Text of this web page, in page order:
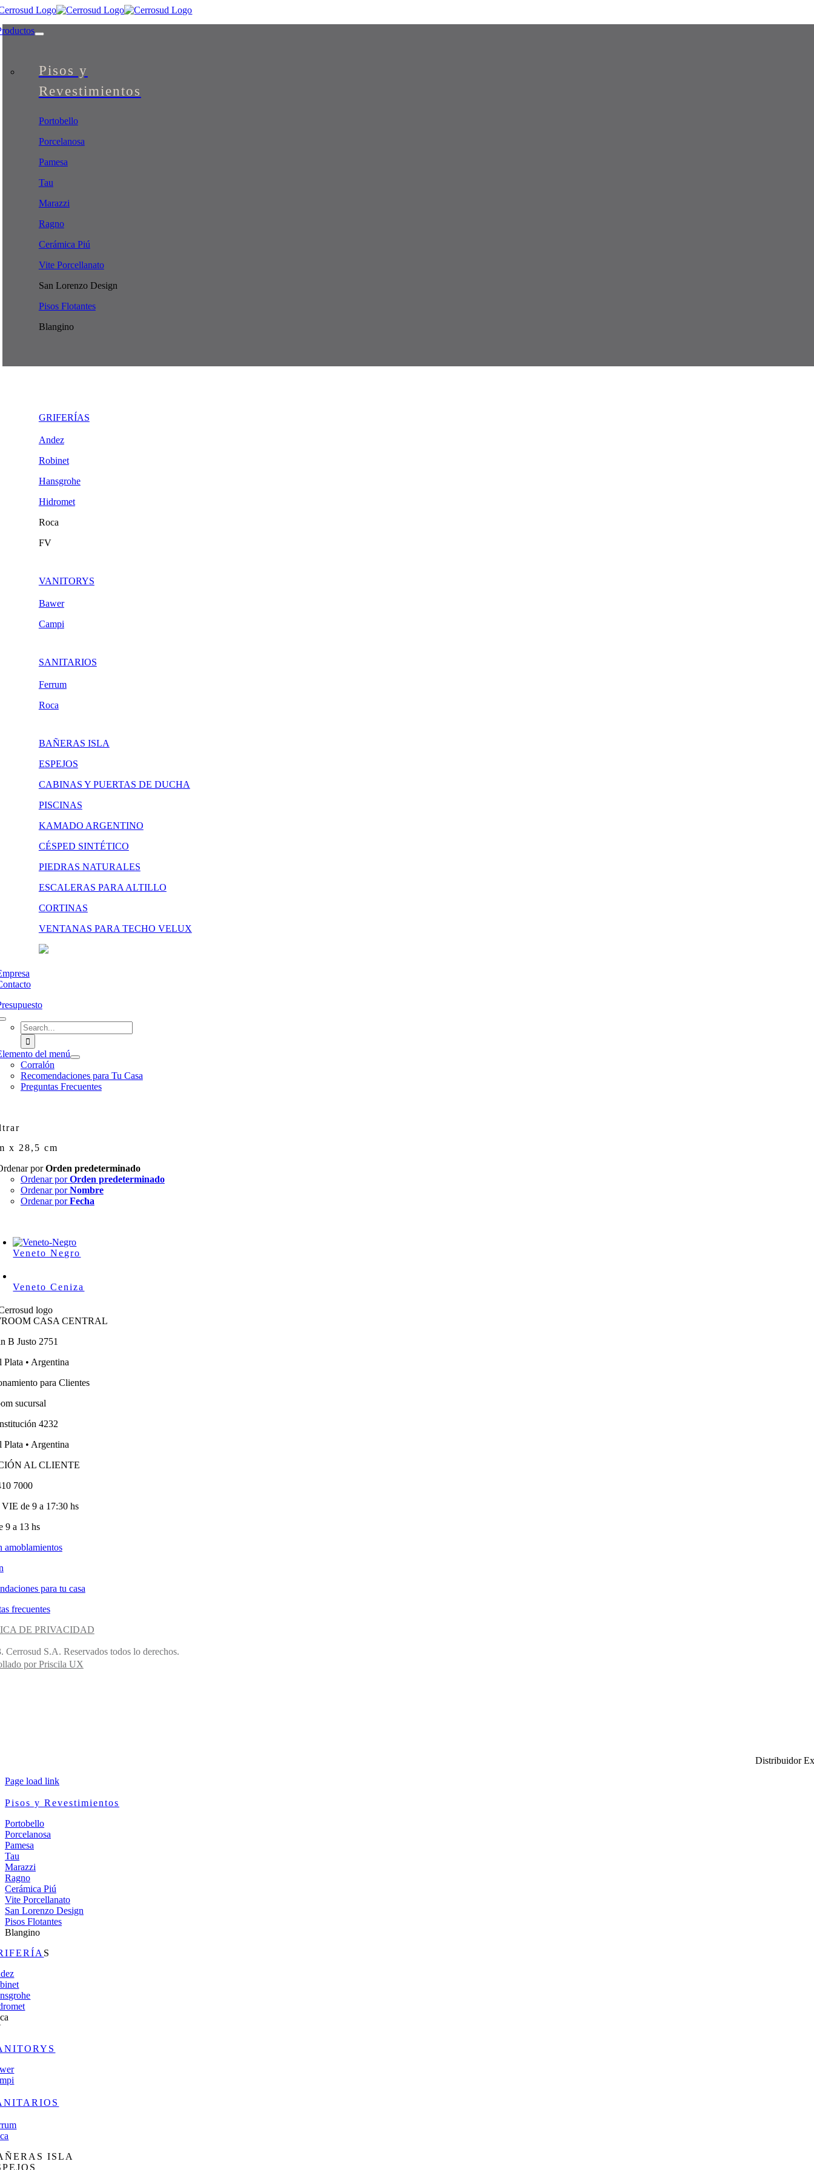
Skip
content
Pisos y
Revestimientos
Portobello
Porcelanosa
Pamesa
Tau
Marazzi
Ragno
Cerámica Piú
Vite Porcellanato
San Lorenzo Design
Pisos Flotantes
Blangino
GRIFERÍAS
Andez
Robinet
Hansgrohe
Hidromet
Roca
FV
VANITORYS
Bawer
Campi
SANITARIOS
Ferrum
Roca
BAÑERAS ISLA
ESPEJOS
CABINAS Y PUERTAS DE DUCHA
PISCINAS
KAMADO ARGENTINO
CÉSPED SINTÉTICO
PIEDRAS NATURALES
ESCALERAS PARA ALTILLO
CORTINAS
VENTANAS PARA TECHO VELUX
Search
for:
del menú
Corralón
Recomendaciones para Tu Casa
Preguntas Frecuentes
x 28,5 cm
porOrden predeterminado
Ordenar porOrden predeterminado
Ordenar porNombre
Ordenar porFecha
Veneto Negro
Veneto Ceniza
CASA CENTRAL
B Justo 2751
Plata • Argentina
para Clientes
sucursal
4232
Plata • Argentina
AL CLIENTE
7000
de 9 a 17:30 hs
9 a 13 hs
amoblamientos
para tu casa
frecuentes
DE PRIVACIDAD
Cerrosud S.A. Reservados todos lo derechos.
por Priscila UX
Distribuidor
Page load link
Pisos y Revestimientos
Portobello
Porcelanosa
Pamesa
Tau
Marazzi
Ragno
Cerámica Piú
Vite Porcellanato
San Lorenzo Design
Pisos Flotantes
Blangino
S
ISLA